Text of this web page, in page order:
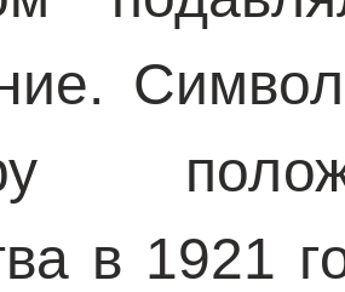
в 1921